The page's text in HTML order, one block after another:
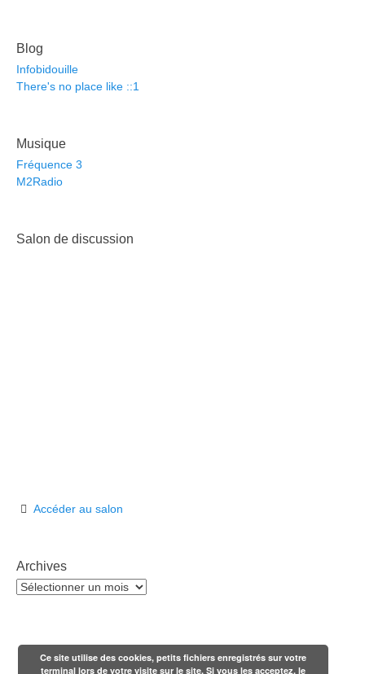
Blog
Infobidouille
There's no place like ::1
Musique
Fréquence 3
M2Radio
Salon de discussion
Accéder au salon
Archives
Archives
Ce site utilise des cookies, petits fichiers enregistrés sur votre
terminal lors de votre visite sur le site. Si vous les acceptez, le